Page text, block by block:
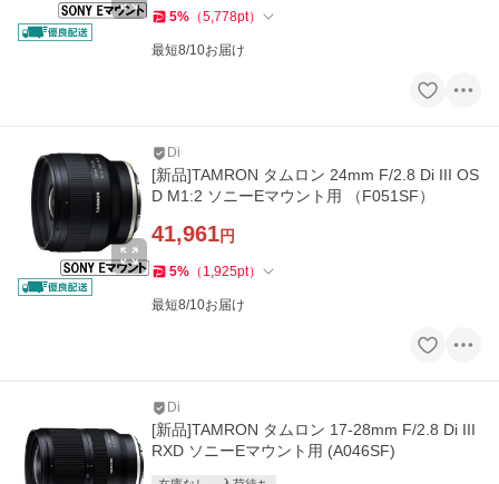
5% （5,778pt）
最短8/10お届け
Di
[新品]TAMRON タムロン 24mm F/2.8 Di III OS
D M1:2 ソニーEマウント用 （F051SF）
41,961円
5% （ 1,925pt）
最短8/10お届け
Di
[新品]TAMRON タムロン 17-28mm F/2.8 Di III
RXD ソニーEマウント用 (A046SF)